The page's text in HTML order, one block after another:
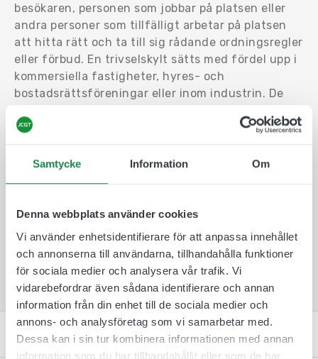
Samtycke Information Om
Denna webbplats använder cookies
Vi använder enhetsidentifierare för att anpassa innehållet
och annonserna till användarna, tillhandahålla funktioner
för sociala medier och analysera vår trafik. Vi
vidarebefordrar även sådana identifierare och annan
information från din enhet till de sociala medier och
annons- och analysföretag som vi samarbetar med.
Dessa kan i sin tur kombinera informationen med annan
information som du har tillhandahållit eller som de har
besökaren, personen som jobbar på platsen eller
andra personer som tillfälligt arbetar på platsen
att hitta rätt och ta till sig rådande ordningsregler
eller förbud. En trivselskylt sätts med fördel upp i
kommersiella fastigheter, hyres- och
bostadsrättsföreningar eller inom industrin. De
relevanta för dess budskap. De kan sättas på en
dörr, ovanför den eller bredvid den.
Våra trivsel- och ordningsskyltar tillverkas i alunox
medföljande dubbelhäftande tejp.
En trivsel- & ordningsskylt med symbol och text
arkivrum som är vanligt på bibliotek eller kontor.
Specifikation